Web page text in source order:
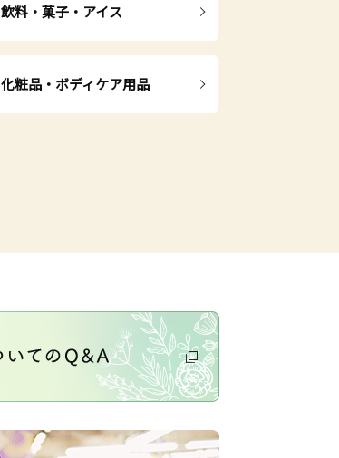
飲料・菓子・アイス
化粧品・ボディケア用品